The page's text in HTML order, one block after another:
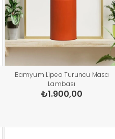
Bamyum Lipeo Turuncu Masa
Lambası
₺1.900,00